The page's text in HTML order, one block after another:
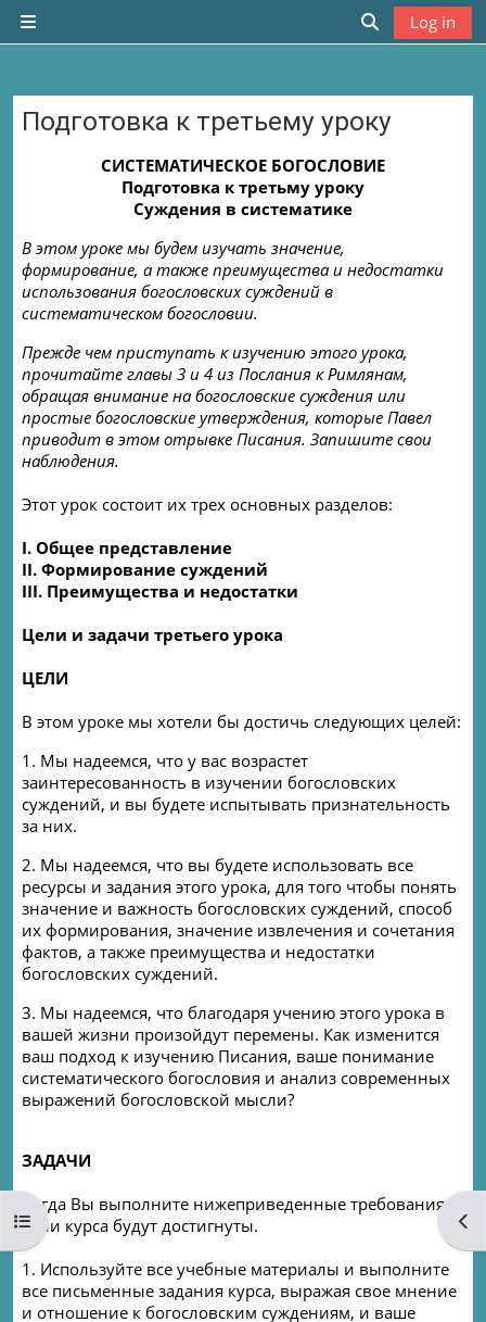
Skip to main content
Side panel
Toggle
Log in
Open course index
Подготовка к третьему уроку
Completion requirements
СИСТЕМАТИЧЕСКОЕ БОГОСЛОВИЕ
Подготовка к третьму уроку
Суждения в систематике
В этом уроке мы будем изучать значение,
формирование, а также преимущества и недостатки
использования богословских суждений в
систематическом богословии.
Прежде чем приступать к изучению этого урока,
прочитайте главы 3 и 4 из Послания к Римлянам,
обращая внимание на богословские суждения или
простые богословские утверждения, которые Павел
приводит в этом отрывке Писания. Запишите свои
наблюдения.
Этот урок состоит их трех основных разделов:
I. Общее представление
II. Формирование суждений
III. Преимущества и недостатки
Цели и задачи третьего урока
ЦЕЛИ
В этом уроке мы хотели бы достичь следующих целей:
1. Мы надеемся, что у вас возрастет
заинтересованность в изучении богословских
суждений, и вы будете испытывать признательность
за них.
2. Мы надеемся, что вы будете использовать все
ресурсы и задания этого урока, для того чтобы понять
значение и важность богословских суждений, способ
их формирования, значение извлечения и сочетания
фактов, а также преимущества и недостатки
богословских суждений.
3. Мы надеемся, что благодаря учению этого урока в
вашей жизни произойдут перемены. Как изменится
ваш подход к изучению Писания, ваше понимание
систематического богословия и анализ современных
выражений богословской мысли?
ЗАДАЧИ
Когда Вы выполните нижеприведенные требования,
цели курса будут достигнуты.
1. Используйте все учебные материалы и выполните
все письменные задания курса, выражая свое мнение
и отношение к богословским суждениям, и ваше